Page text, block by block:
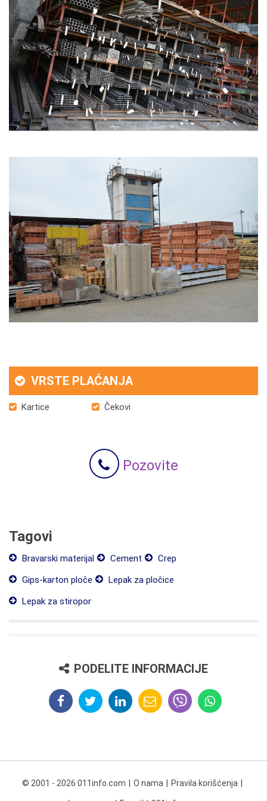
VRSTE PLAĆANJA
Kartice Čekovi
Pozovite
Tagovi
Bravarski materijal Cement
Crep
Gips-karton ploče
Lepak za pločice
Lepak za stiropor
PODELITE INFORMACIJE
© 2001 - 2026 011info.com O nama Pravila korišćenja